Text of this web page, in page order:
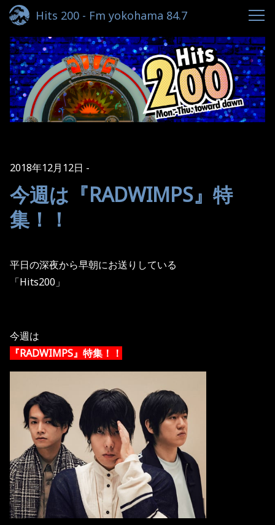
Hits 200 - Fm yokohama 84.7
2018年12月12日
今週は『RADWIMPS』特
集！！
平日の深夜から早朝にお送りしている
「Hits200」
今週は
『RADWIMPS』特集！！